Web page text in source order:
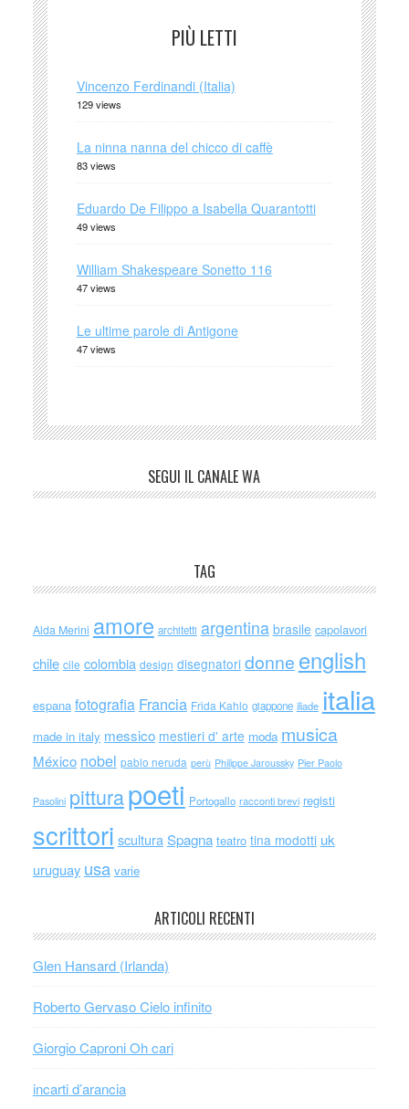
PIÙ LETTI
Vincenzo Ferdinandi (Italia)
129 views
La ninna nanna del chicco di caffè
83 views
Eduardo De Filippo a Isabella Quarantotti
49 views
William Shakespeare Sonetto 116
47 views
Le ultime parole di Antigone
47 views
SEGUI IL CANALE WA
TAG
Alda Merini amore architetti argentina brasile capolavori
chile cile colombia design disegnatori donne english
espana fotografia Francia Frida Kahlo giappone iliade italia
made in italy messico mestieri d' arte moda musica
México nobel pablo neruda perù Philippe Jaroussky Pier Paolo
Pasolini pitturapoeti Portogallo racconti brevi registi
scrittori scultura Spagna teatro tina modotti uk
uruguay usa varie
ARTICOLI RECENTI
Glen Hansard (Irlanda)
Roberto Gervaso Cielo infinito
Giorgio Caproni Oh cari
incarti d’arancia